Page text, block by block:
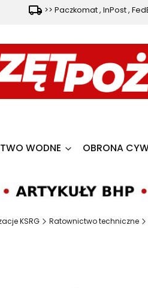
>> Paczkomat , InPost ,
WODNE OBRONA
KSRG Ratownictwo techniczne